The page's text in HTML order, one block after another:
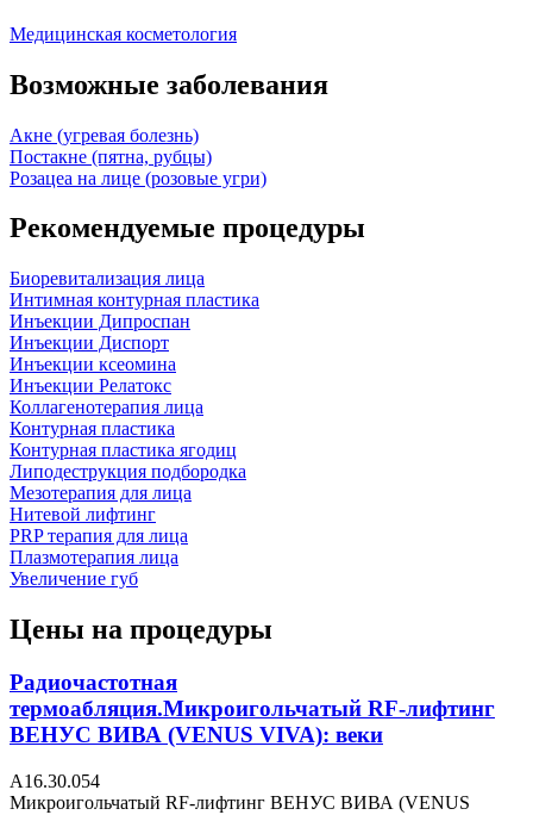
Медицинская косметология
Возможные заболевания
Акне (угревая болезнь)
Постакне (пятна, рубцы)
Розацеа на лице (розовые угри)
Рекомендуемые процедуры
Биоревитализация лица
Интимная контурная пластика
Инъекции Дипроспан
Инъекции Диспорт
Инъекции ксеомина
Инъекции Релатокс
Коллагенотерапия лица
Контурная пластика
Контурная пластика ягодиц
Липодеструкция подбородка
Мезотерапия для лица
Нитевой лифтинг
PRP терапия для лица
Плазмотерапия лица
Увеличение губ
Цены на процедуры
Радиочастотная
термоабляция.Микроигольчатый RF-лифтинг
ВЕНУС ВИВА (VENUS VIVA): веки
А16.30.054
Микроигольчатый RF-лифтинг ВЕНУС ВИВА (VENUS